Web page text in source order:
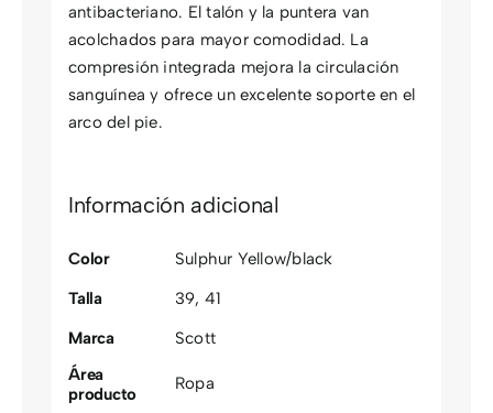
antibacteriano. El talón y la puntera van
acolchados para mayor comodidad. La
compresión integrada mejora la circulación
sanguínea y ofrece un excelente soporte en el
arco del pie.
Información adicional
Color
Sulphur Yellow/black
Talla
39, 41
Marca
Scott
Área
producto
Ropa